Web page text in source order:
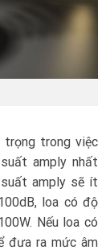
trọng trong việc
amply nhất
amply sẽ ít
loa có độ
Nếu loa có
đưa ra mức âm